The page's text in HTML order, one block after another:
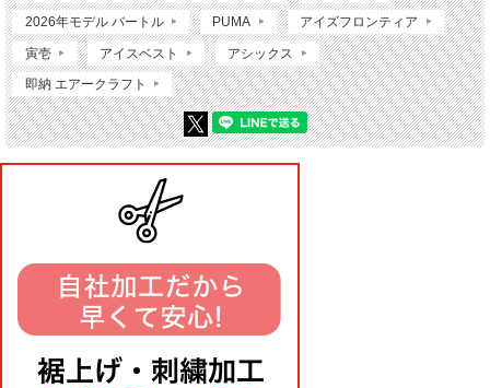
2026年モデル バートル PUMA アイズフロンティア
寅壱 アイスベスト アシックス
即納 エアークラフト